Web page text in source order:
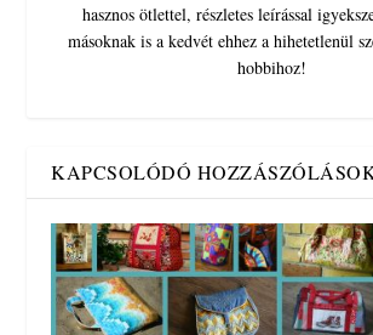
hasznos ötlettel, részletes leírással
másoknak is a kedvét ehhez a hihetetlenül
hobbihoz!
KAPCSOLÓDÓ